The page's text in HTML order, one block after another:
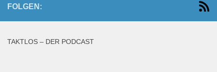
FOLGEN:
TAKTLOS – DER PODCAST